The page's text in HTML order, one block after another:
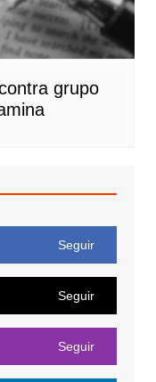
grupo
Seguir
Seguir
Seguir